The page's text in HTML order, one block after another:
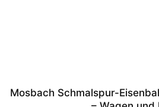
Mosbach Schmalspur-